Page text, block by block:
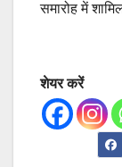
समारोह में
शेयर करें